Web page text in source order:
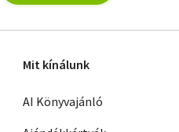
Mit kínálunk
AI Könyvajánló